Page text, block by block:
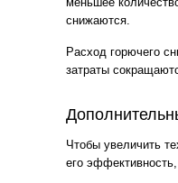
снижаются.
Расход горючего
затраты
Чтобы увеличить
его